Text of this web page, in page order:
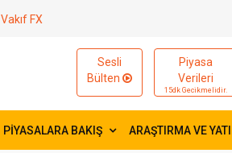
Vakıf FX
Sesli
Bülten
Piyasa
Verileri
15dk Gecikmelidir.
PİYASALARA BAKIŞ ARAŞTIRMA VE